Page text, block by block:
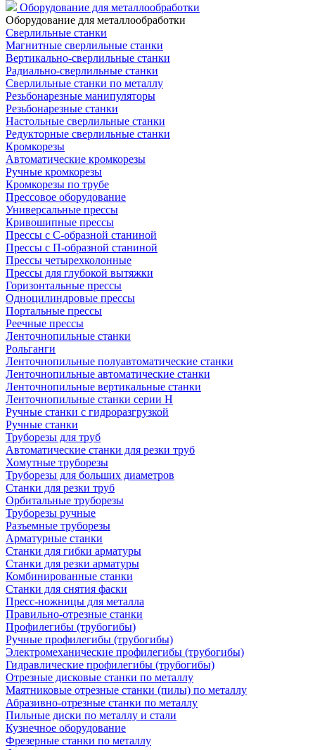
Оборудование для металлообработки
Оборудование для металлообработки
Сверлильные станки
Магнитные сверлильные станки
Вертикально-сверлильные станки
Радиально-сверлильные станки
Сверлильные станки по металлу
Резьбонарезные манипуляторы
Резьбонарезные станки
Настольные сверлильные станки
Редукторные сверлильные станки
Кромкорезы
Автоматические кромкорезы
Ручные кромкорезы
Кромкорезы по трубе
Прессовое оборудование
Универсальные прессы
Кривошипные прессы
Прессы с С-образной станиной
Прессы с П-образной станиной
Прессы четырехколонные
Прессы для глубокой вытяжки
Горизонтальные прессы
Одноцилиндровые прессы
Портальные прессы
Реечные прессы
Ленточнопильные станки
Рольганги
Ленточнопильные полуавтоматические станки
Ленточнопильные автоматические станки
Ленточнопильные вертикальные станки
Ленточнопильные станки серии H
Ручные станки с гидроразгрузкой
Ручные станки
Труборезы для труб
Автоматические станки для резки труб
Хомутные труборезы
Труборезы для больших диаметров
Станки для резки труб
Орбитальные труборезы
Труборезы ручные
Разъемные труборезы
Арматурные станки
Станки для гибки арматуры
Станки для резки арматуры
Комбинированные станки
Станки для снятия фаски
Пресс-ножницы для металла
Правильно-отрезные станки
Профилегибы (трубогибы)
Ручные профилегибы (трубогибы)
Электромеханические профилегибы (трубогибы)
Гидравлические профилегибы (трубогибы)
Отрезные дисковые станки по металлу
Маятниковые отрезные станки (пилы) по металлу
Абразивно-отрезные станки по металлу
Пильные диски по металлу и стали
Кузнечное оборудование
Фрезерные станки по металлу